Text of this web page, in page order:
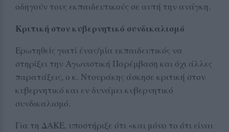
οδηγούν τους εκπαιδευτικούς σε αυτή την ανάγκη.
Κριτική στον κυβερνητικό συνδικαλισμό
Ερωτηθείς γιατί ένας/μία εκπαιδευτικός να
στηρίξει την Αγωνιστική Παρέμβαση και όχι άλλες
παρατάξεις, ο κ. Ντουράκης άσκησε κριτική στον
κυβερνητικό και εν δυνάμει κυβερνητικό
συνδικαλισμό.
Για τη ΔΑΚΕ, υποστήριξε ότι «και μόνο το ότι είναι